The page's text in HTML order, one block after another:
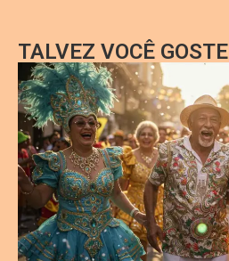
TALVEZ VOCÊ GOSTE